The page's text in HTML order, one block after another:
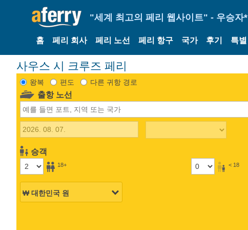
"세계 최고의 페리 웹사이트" - 우승자*
홈 페리 회사 페리 노선 페리 항구 국가 후기 특
사우스 시 크루즈 페리
왕복 편도 다른 귀항 경로
출항 노선
승객
18+ < 18